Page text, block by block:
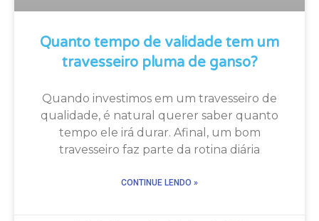
Quanto tempo de validade tem um
travesseiro pluma de ganso?
Quando investimos em um travesseiro de
qualidade, é natural querer saber quanto
tempo ele irá durar. Afinal, um bom
travesseiro faz parte da rotina diária
CONTINUE LENDO »